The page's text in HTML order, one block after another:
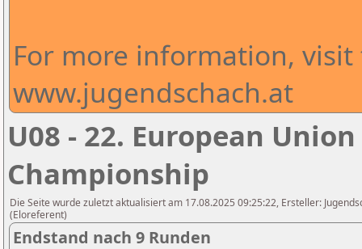
For more information,
www.jugendschach.at
U08 - 22. European
Championship
Die Seite wurde zuletzt aktualisiert am 17.08.2025 09:25:22, Ersteller:
(Eloreferent)
Endstand nach 9 Runden